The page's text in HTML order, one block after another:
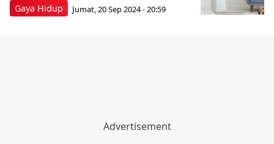
Gaya Hidup Jumat, 20 Sep 2024 - 20:59